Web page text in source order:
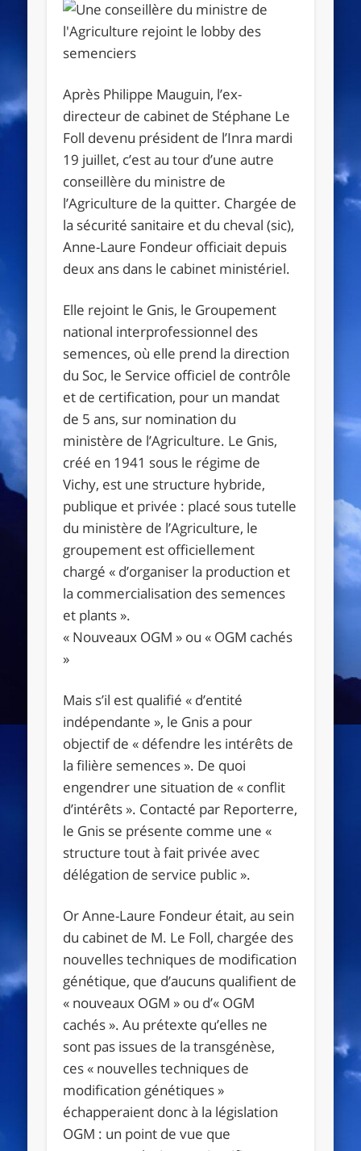
Après Philippe Mauguin, l’ex-
directeur de cabinet de Stéphane Le
Foll devenu président de l’Inra mardi
19 juillet, c’est au tour d’une autre
conseillère du ministre de
l’Agriculture de la quitter. Chargée de
la sécurité sanitaire et du cheval (sic),
Anne-Laure Fondeur officiait depuis
deux ans dans le cabinet ministériel.
Elle rejoint le Gnis, le Groupement
national interprofessionnel des
semences, où elle prend la direction
du Soc, le Service officiel de contrôle
et de certification, pour un mandat
de 5 ans, sur nomination du
ministère de l’Agriculture. Le Gnis,
créé en 1941 sous le régime de
Vichy, est une structure hybride,
publique et privée : placé sous tutelle
du ministère de l’Agriculture, le
groupement est officiellement
chargé « d’organiser la production et
la commercialisation des semences
et plants ».
« Nouveaux OGM » ou « OGM cachés
»
Mais s’il est qualifié « d’entité
indépendante », le Gnis a pour
objectif de « défendre les intérêts de
la filière semences ». De quoi
engendrer une situation de « conflit
d’intérêts ». Contacté par Reporterre,
le Gnis se présente comme une «
structure tout à fait privée avec
délégation de service public ».
Or Anne-Laure Fondeur était, au sein
du cabinet de M. Le Foll, chargée des
nouvelles techniques de modification
génétique, que d’aucuns qualifient de
« nouveaux OGM » ou d’« OGM
cachés ». Au prétexte qu’elles ne
sont pas issues de la transgénèse,
ces « nouvelles techniques de
modification génétiques »
échapperaient donc à la législation
OGM : un point de vue que